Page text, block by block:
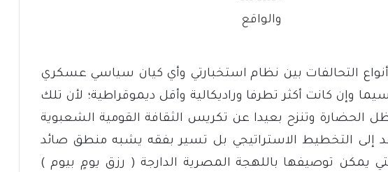
التحالفات بين نظام استخبارتي وأي كيان سياسي عسكري
وإن كانت أكثر تطرفا وراديكالية وأقل ديموقراطية؛ لأن تلك
الحضارة وتنزح بعيدا عن تكريس الثقافة القومية الشعبوية
التخطيط الاستراتيجي بل تسير بفقه يشبه منطق صائد
يمكن توصيفها باللهجة المصرية الدارجة ( رزق يومٍ بيوم )